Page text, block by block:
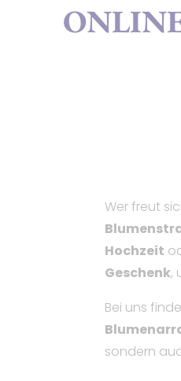
Wer freut
Hochzeit
Geschenk,
Bei uns
sondern